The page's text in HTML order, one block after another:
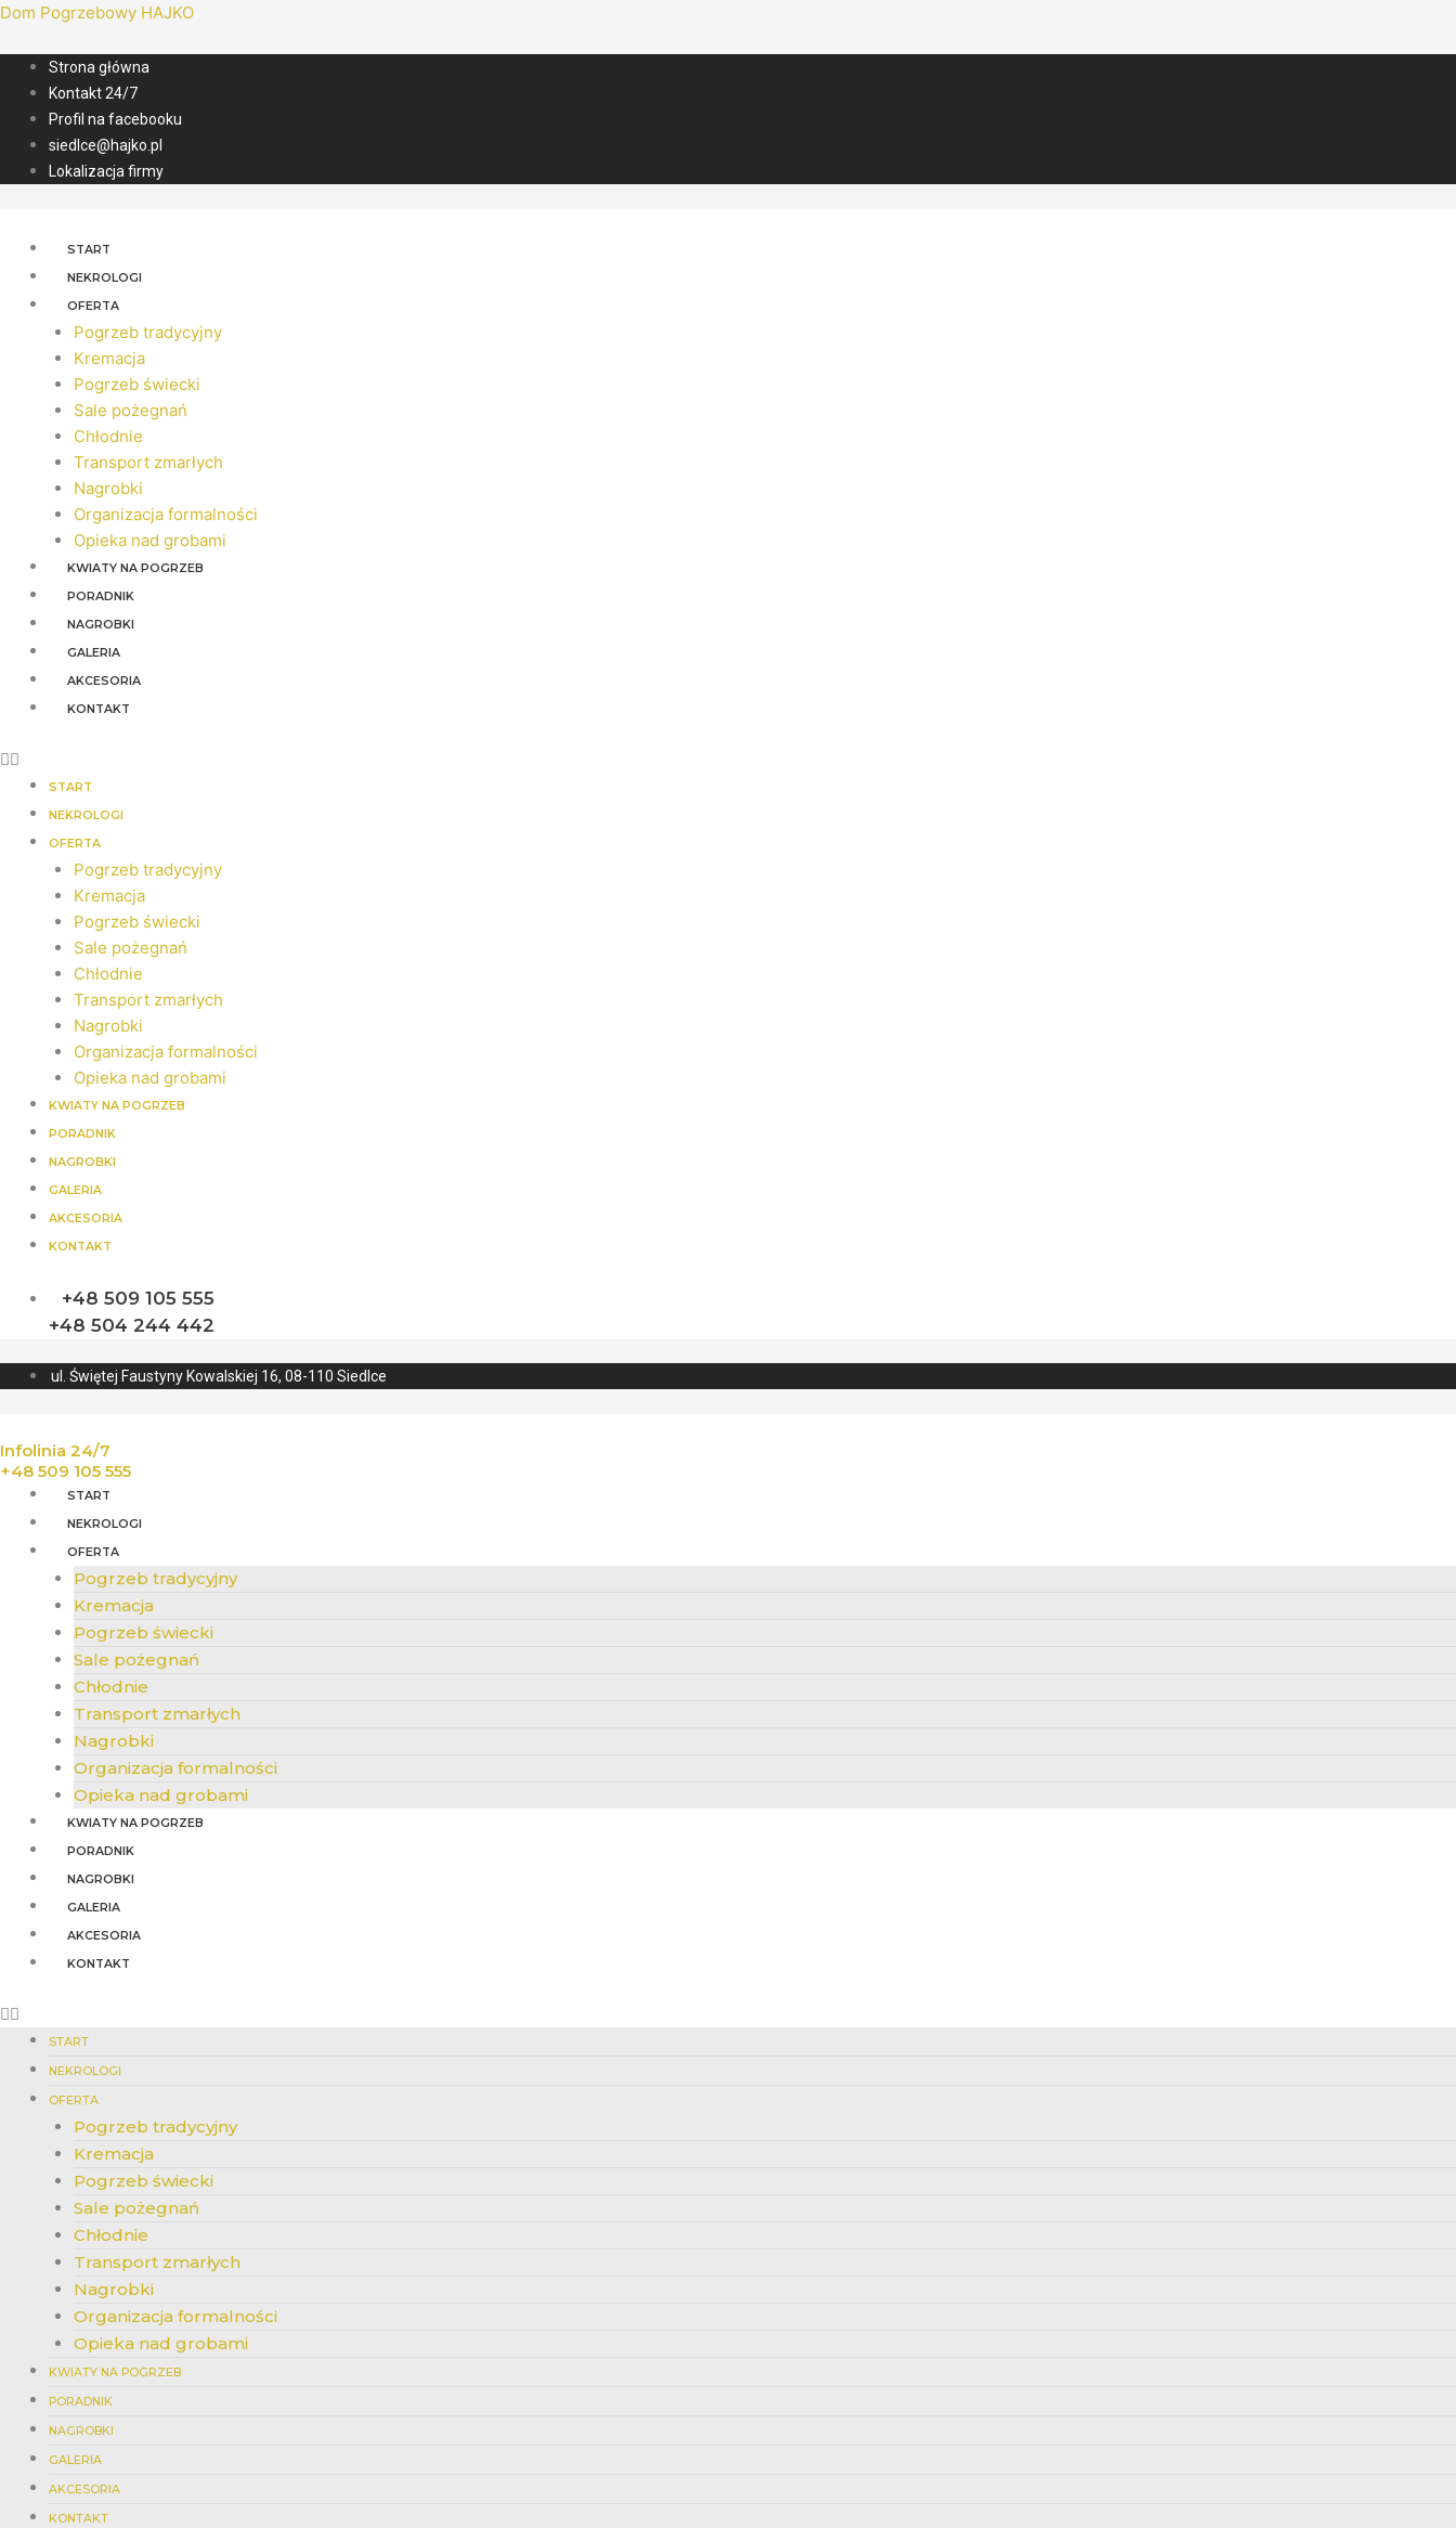
Dom Pogrzebowy HAJKO
Strona główna
Kontakt 24/7
Profil na facebooku
siedlce@hajko.pl
Lokalizacja firmy
START
NEKROLOGI
OFERTA
Pogrzeb tradycyjny
Kremacja
Pogrzeb świecki
Sale pożegnań
Chłodnie
Transport zmarłych
Nagrobki
Organizacja formalności
Opieka nad grobami
KWIATY NA POGRZEB
PORADNIK
NAGROBKI
GALERIA
AKCESORIA
KONTAKT
START
NEKROLOGI
OFERTA
Pogrzeb tradycyjny
Kremacja
Pogrzeb świecki
Sale pożegnań
Chłodnie
Transport zmarłych
Nagrobki
Organizacja formalności
Opieka nad grobami
KWIATY NA POGRZEB
PORADNIK
NAGROBKI
GALERIA
AKCESORIA
KONTAKT
+48 509 105 555
+48 504 244 442
ul. Świętej Faustyny Kowalskiej 16, 08-110 Siedlce
Infolinia 24/7
+48 509 105 555
START
NEKROLOGI
OFERTA
Pogrzeb tradycyjny
Kremacja
Pogrzeb świecki
Sale pożegnań
Chłodnie
Transport zmarłych
Nagrobki
Organizacja formalności
Opieka nad grobami
KWIATY NA POGRZEB
PORADNIK
NAGROBKI
GALERIA
AKCESORIA
KONTAKT
START
NEKROLOGI
OFERTA
Pogrzeb tradycyjny
Kremacja
Pogrzeb świecki
Sale pożegnań
Chłodnie
Transport zmarłych
Nagrobki
Organizacja formalności
Opieka nad grobami
KWIATY NA POGRZEB
PORADNIK
NAGROBKI
GALERIA
AKCESORIA
KONTAKT